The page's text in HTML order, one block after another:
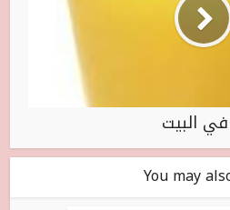
البيت
You may